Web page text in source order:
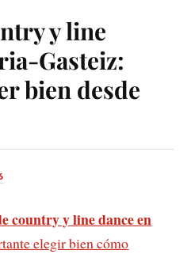
y line
Gasteiz:
bien desde
country y line dance en
elegir bien cómo